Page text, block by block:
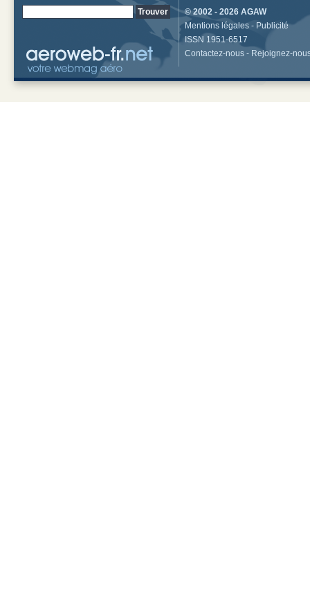
© 2002 - 2026 AGAW
Mentions légales - Publicité
ISSN 1951-6517
Contactez-nous - Rejoignez-